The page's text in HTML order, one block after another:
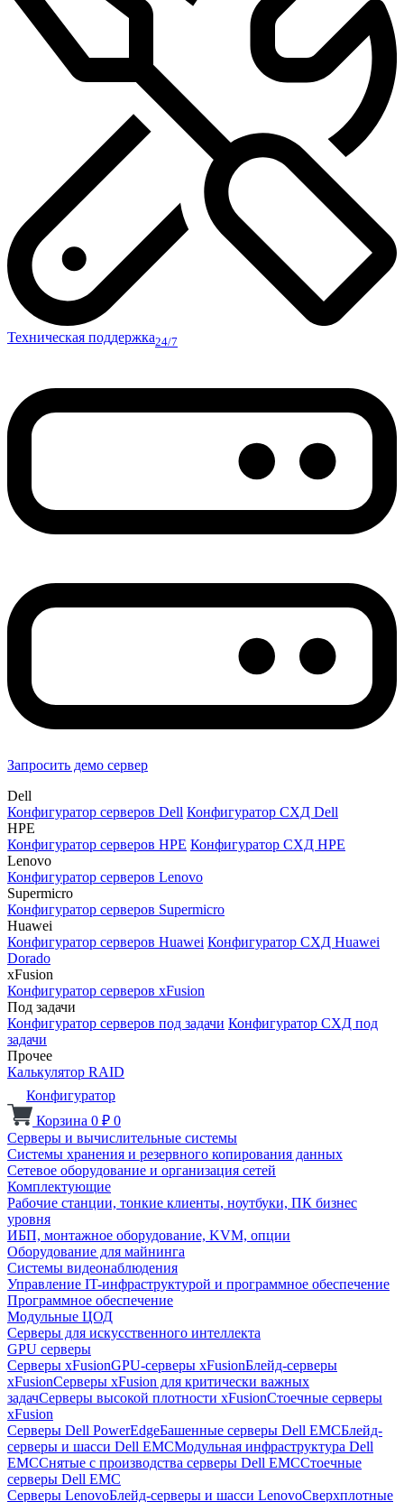
Техническая поддержка24/7
Запросить демо сервер
Dell
Конфигуратор серверов Dell Конфигуратор СХД Dell
HPE
Конфигуратор серверов HPE Конфигуратор СХД HPE
Lenovo
Конфигуратор серверов Lenovo
Supermicro
Конфигуратор серверов Supermicro
Huawei
Конфигуратор серверов Huawei Конфигуратор СХД Huawei
Dorado
xFusion
Конфигуратор серверов xFusion
Под задачи
Конфигуратор серверов под задачи Конфигуратор СХД под
задачи
Прочее
Калькулятор RAID
Конфигуратор
Корзина 0 ₽ 0
Серверы и вычислительные системы
Системы хранения и резервного копирования данных
Сетевое оборудование и организация сетей
Комплектующие
Рабочие станции, тонкие клиенты, ноутбуки, ПК бизнес
уровня
ИБП, монтажное оборудование, KVM, опции
Оборудование для майнинга
Системы видеонаблюдения
Управление IT-инфраструктурой и программное обеспечение
Программное обеспечение
Модульные ЦОД
Серверы для искусственного интеллекта
GPU серверы
Серверы xFusionGPU-серверы xFusionБлейд-серверы
xFusionСерверы xFusion для критически важных
задачСерверы высокой плотности xFusionСтоечные серверы
xFusion
Серверы Dell PowerEdgeБашенные серверы Dell EMCБлейд-
серверы и шасси Dell EMCМодульная инфраструктура Dell
EMCСнятые с производства серверы Dell EMCСтоечные
серверы Dell EMC
Серверы LenovoБлейд-серверы и шасси LenovoСверхплотные